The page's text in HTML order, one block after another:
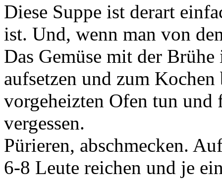
Diese Suppe ist derart
ist. Und, wenn man von
Das Gemüse mit der
aufsetzen und zum
vorgeheizten Ofen tun und
vergessen.
Pürieren, abschmecken.
6-8 Leute reichen und je